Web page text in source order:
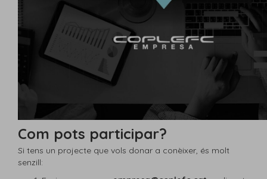
Com pots participar?
Si tens un projecte que vols donar a conèixer, és molt
senzill: